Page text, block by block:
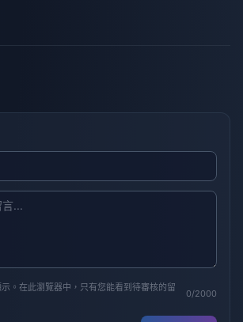
。在此瀏覽器中，只有您能看到待審核的留
0/2000